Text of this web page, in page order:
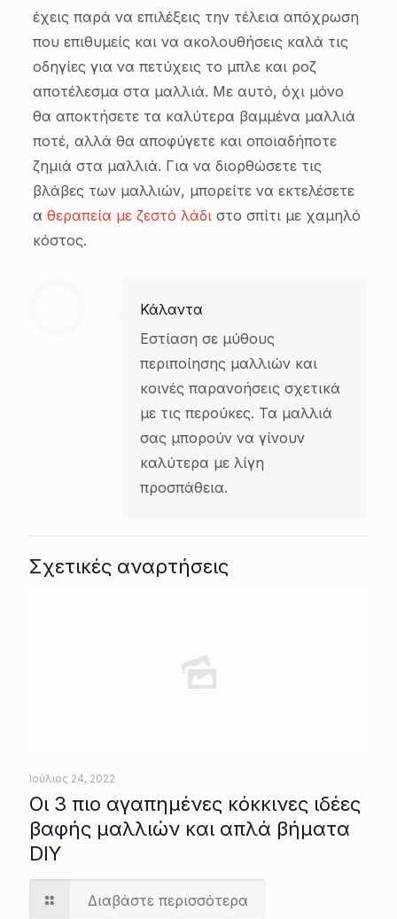
έχεις παρά να επιλέξεις την τέλεια απόχρωση
που επιθυμείς και να ακολουθήσεις καλά τις
οδηγίες για να πετύχεις το μπλε και ροζ
αποτέλεσμα στα μαλλιά. Με αυτό, όχι μόνο
θα αποκτήσετε τα καλύτερα βαμμένα μαλλιά
ποτέ, αλλά θα αποφύγετε και οποιαδήποτε
ζημιά στα μαλλιά. Για να διορθώσετε τις
βλάβες των μαλλιών, μπορείτε να εκτελέσετε
α θεραπεία με ζεστό λάδιστο σπίτι με χαμηλό
κόστος.
Κάλαντα
Εστίαση σε μύθους
περιποίησης μαλλιών και
κοινές παρανοήσεις σχετικά
με τις περούκες. Τα μαλλιά
σας μπορούν να γίνουν
καλύτερα με λίγη
προσπάθεια.
Σχετικές αναρτήσεις
Ιούλιος 24, 2022
Οι 3 πιο αγαπημένες κόκκινες ιδέες
βαφής μαλλιών και απλά βήματα
DIY
Διαβάστε περισσότερα